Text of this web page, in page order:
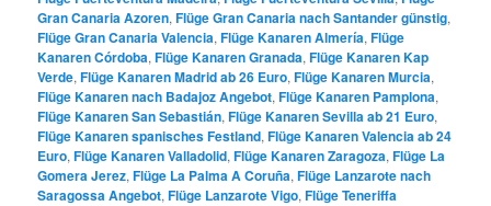
Gran Canaria Azoren,Flüge Gran Canaria nach Santander günstig,
Flüge Gran Canaria Valencia,Flüge Kanaren Almería,Flüge
Kanaren Córdoba,Flüge Kanaren Granada,Flüge Kanaren Kap
Verde,Flüge Kanaren Madrid ab 26 Euro,Flüge Kanaren Murcia,
Flüge Kanaren nach Badajoz Angebot,Flüge Kanaren Pamplona,
Flüge Kanaren San Sebastián,Flüge Kanaren Sevilla ab 21 Euro,
Flüge Kanaren spanisches Festland,Flüge Kanaren Valencia ab 24
Euro,Flüge Kanaren Valladolid,Flüge Kanaren Zaragoza,Flüge La
Gomera Jerez,Flüge La Palma A Coruña,Flüge Lanzarote nach
Saragossa Angebot,Flüge Lanzarote Vigo,Flüge Teneriffa